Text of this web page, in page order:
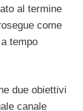
al termine
come
tempo
due obiettivi
canale